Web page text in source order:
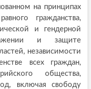
на принципах
гражданства,
и гендерной
и защите
независимости
всех граждан,
общества,
включая свободу